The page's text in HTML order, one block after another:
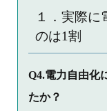
１．実際
のは1割
Q4.電力自由化
たか？